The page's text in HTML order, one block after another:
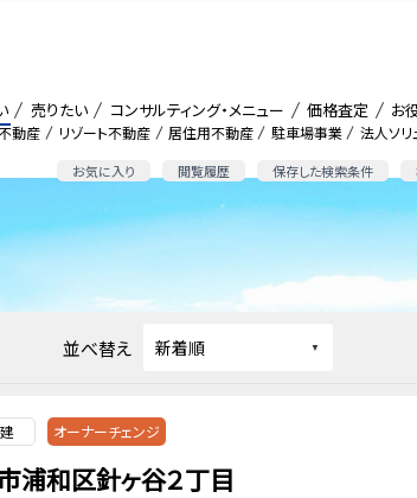
動産 リゾート不動産 居住用不動産 駐車場事業 法人ソリ
お気に入り 閲覧履歴 保存した検索条件
売りたい コンサルティング・メニュー 価格査定 お
並べ替え
オーナーチェンジ
浦和区針ヶ谷２丁目